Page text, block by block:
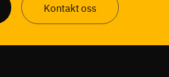
Kontakt oss